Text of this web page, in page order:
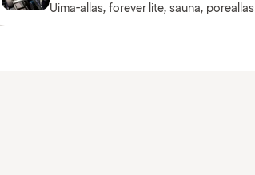
Uima-allas, forever lite, sauna, poreallas